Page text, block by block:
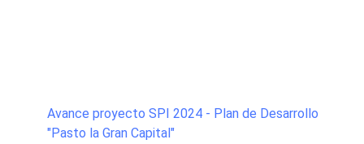
Avance proyecto SPI 2024 - Plan de Desarrollo
"Pasto la Gran Capital"